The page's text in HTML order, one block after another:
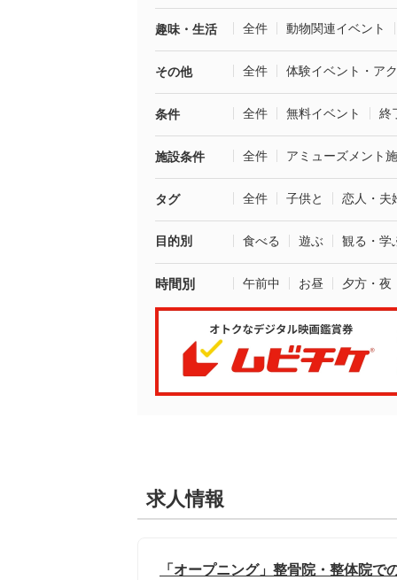
趣味・生活 全件 動物関連イベント
その他 全件 体験イベント・ア
条件 全件 無料イベント 終
施設条件 全件 アミューズメント
タグ 全件 子供と 恋人・夫
目的別 食べる 遊ぶ 観る・学
時間別 午前中 お昼 夕方・夜
求人情報
「オープニング」整骨院・整体院